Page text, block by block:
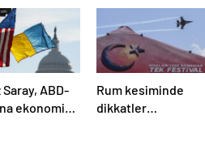
Saray, ABD-
ekonomik
Rum kesiminde
dikkatler